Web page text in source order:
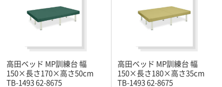
高田ベッド MP訓練台 幅
150×長さ170×高さ50cm
TB-1493 62-8675
高田ベッド MP訓練台 幅
150×長さ180×高さ35cm
TB-1493 62-8675